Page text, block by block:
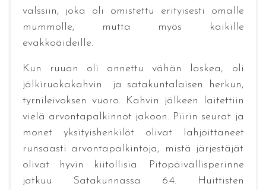
valssiin, joka oli omistettu erityisesti omalle
mummolle, mutta myös kaikille
evakkoäideille.
Kun ruuan oli annettu vähän laskea, oli
jälkiruokakahvin ja satakuntalaisen herkun,
tyrnileivoksen vuoro. Kahvin jälkeen laitettiin
vielä arvontapalkinnot jakoon. Piirin seurat ja
monet yksityishenkilöt olivat lahjoittaneet
runsaasti arvontapalkintoja, mistä järjestäjät
olivat hyvin kiitollisia. Pitopäivällisperinne
jatkuu Satakunnassa 6.4. Huittisten